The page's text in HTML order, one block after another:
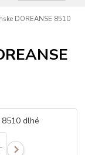
DOREANSE 8510